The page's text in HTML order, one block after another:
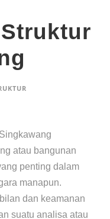
atau bangunan
penting dalam
manapun.
dan keamanan
suatu analisa atau